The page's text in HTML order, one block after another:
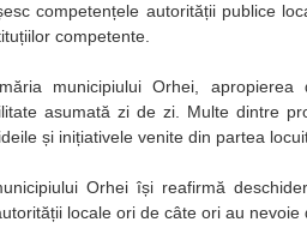
competențele autorității publice
competente.
municipiului Orhei,
asumată zi de zi. Multe dintre
și inițiativele venite din partea
Orhei își reafirmă
locale ori de câte ori au